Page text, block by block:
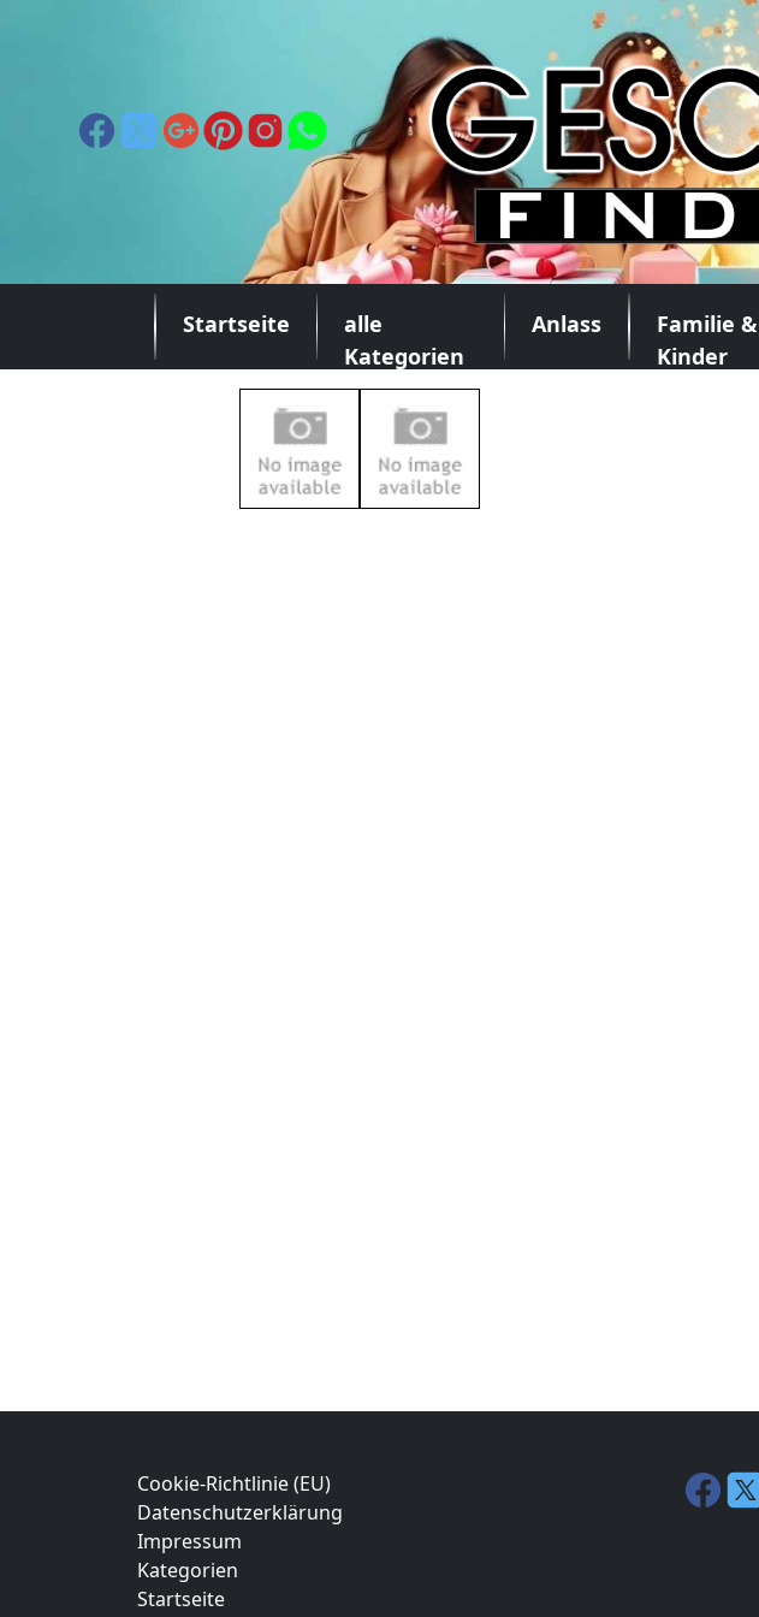
Startseite
alle
Kategorien
Anlass
Familie &
Kinder
Cookie-Richtlinie (EU)
Datenschutzerklärung
Impressum
Kategorien
Startseite